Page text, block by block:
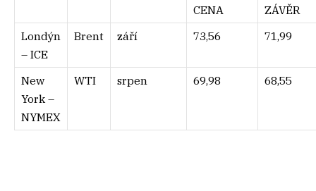
CENA
ZÁVĚR
Londýn
– ICE
Brent září 73,56 71,99
New
York –
NYMEX
WTI srpen 69,98 68,55